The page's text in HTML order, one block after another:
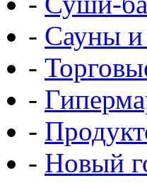
- Сауны и
-
-
-
- Новый